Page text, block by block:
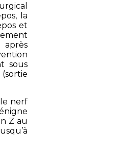
la
et
après
sous
nerf
Z au